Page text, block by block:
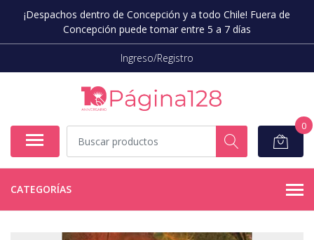
¡Despachos dentro de Concepción y a todo Chile! Fuera de
Concepción puede tomar entre 5 a 7 días
Ingreso/Registro
0
CATEGORÍAS